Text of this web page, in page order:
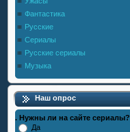
Фантастика
Русские
Сериалы
Русские сериалы
Музыка
Наш опрос
. Нужны ли на сайте сериалы?
Да